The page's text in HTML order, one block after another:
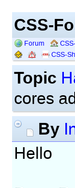
CSS-
Forum
CSS-
Topic
cores
By
Hello